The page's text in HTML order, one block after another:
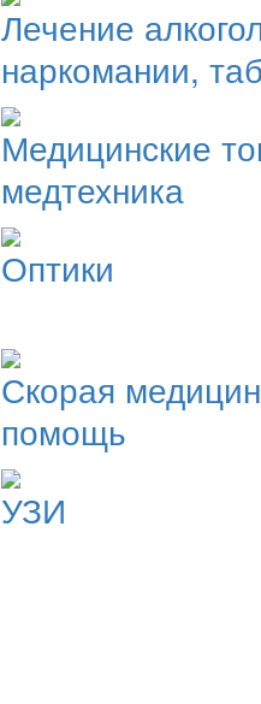
Лечение
наркомании,
Медицинские
медтехника
Оптики
Скорая
помощь
УЗИ